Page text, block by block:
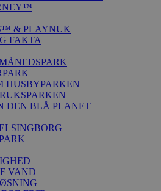
& PLAYNUK
FAKTA
HUSBYPARKEN
DEN BLÅ PLANET
VAND